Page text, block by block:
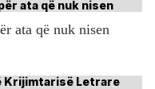
ata që nuk nisen